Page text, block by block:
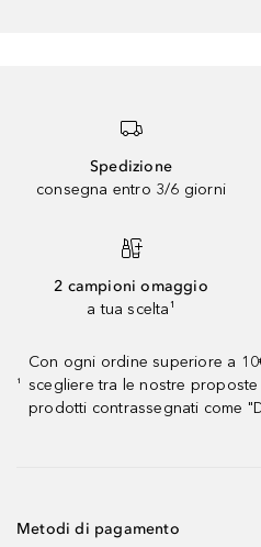
Spedizione
consegna entro 3/6 giorni
2 campioni omaggio
a tua scelta¹
¹
Con ogni ordine superiore a
scegliere tra le nostre
prodotti contrassegnati come
Metodi di pagamento